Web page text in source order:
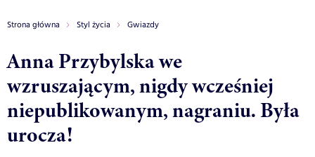
Strona główna Styl życia Gwiazdy
Anna Przybylska we
wzruszającym, nigdy wcześniej
niepublikowanym, nagraniu. Była
urocza!